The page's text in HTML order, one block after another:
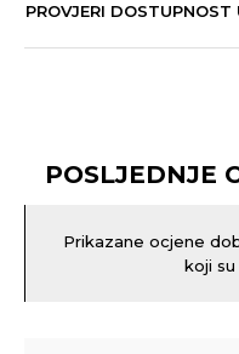
PROVJERI
POSLJEDNJE
Prikazane ocjene
koji